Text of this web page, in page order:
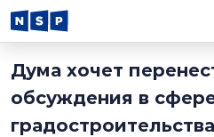
Дума хочет
обсуждения в